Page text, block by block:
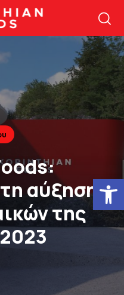
αύξηση
της